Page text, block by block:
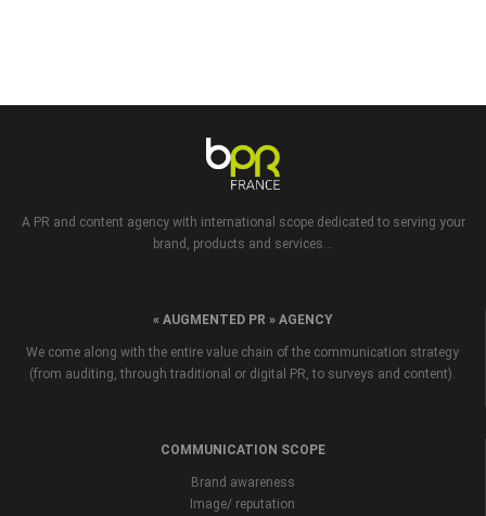
A PR and content agency with international scope dedicated to serving your
brand, products and services...
« AUGMENTED PR » AGENCY
We come along with the entire value chain of the communication strategy
(from auditing, through traditional or digital PR, to surveys and content).
COMMUNICATION SCOPE
Brand awareness
Image/ reputation